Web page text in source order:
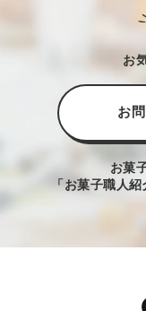
お
お
お菓
「お菓子職人